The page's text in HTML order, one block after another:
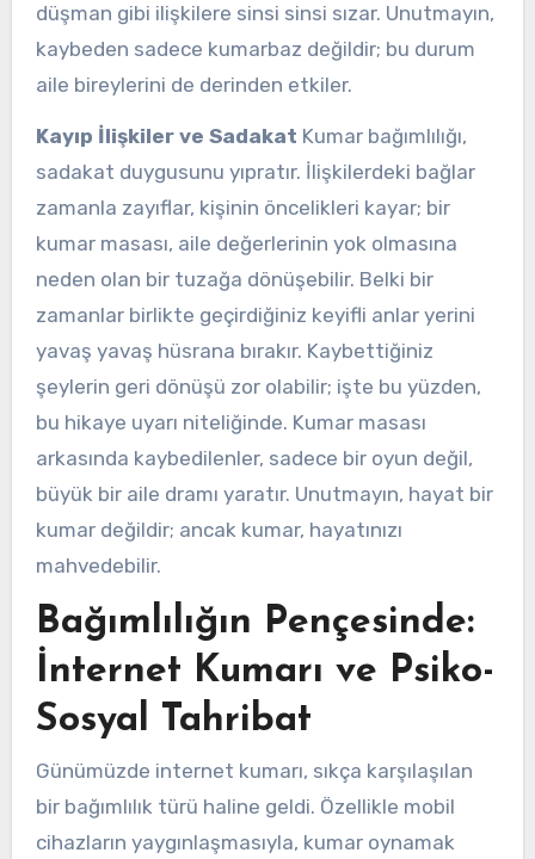
düşman gibi ilişkilere sinsi sinsi sızar. Unutmayın,
kaybeden sadece kumarbaz değildir; bu durum
aile bireylerini de derinden etkiler.
Kayıp İlişkiler ve Sadakat Kumar bağımlılığı,
sadakat duygusunu yıpratır. İlişkilerdeki bağlar
zamanla zayıflar, kişinin öncelikleri kayar; bir
kumar masası, aile değerlerinin yok olmasına
neden olan bir tuzağa dönüşebilir. Belki bir
zamanlar birlikte geçirdiğiniz keyifli anlar yerini
yavaş yavaş hüsrana bırakır. Kaybettiğiniz
şeylerin geri dönüşü zor olabilir; işte bu yüzden,
bu hikaye uyarı niteliğinde. Kumar masası
arkasında kaybedilenler, sadece bir oyun değil,
büyük bir aile dramı yaratır. Unutmayın, hayat bir
kumar değildir; ancak kumar, hayatınızı
mahvedebilir.
Bağımlılığın Pençesinde:
İnternet Kumarı ve Psiko-
Sosyal Tahribat
Günümüzde internet kumarı, sıkça karşılaşılan
bir bağımlılık türü haline geldi. Özellikle mobil
cihazların yaygınlaşmasıyla, kumar oynamak